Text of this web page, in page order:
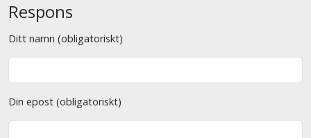
Respons
Ditt namn (obligatoriskt)
Din epost (obligatoriskt)